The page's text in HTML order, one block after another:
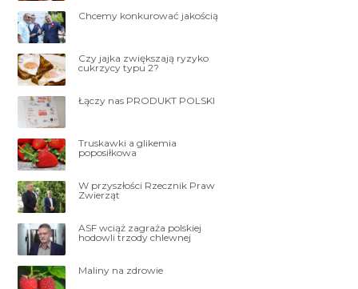
Chcemy konkurować jakością
Czy jajka zwiększają ryzyko
cukrzycy typu 2?
Łączy nas PRODUKT POLSKI
Truskawki a glikemia
poposiłkowa
W przyszłości Rzecznik Praw
Zwierząt
ASF wciąż zagraża polskiej
hodowli trzody chlewnej
Maliny na zdrowie